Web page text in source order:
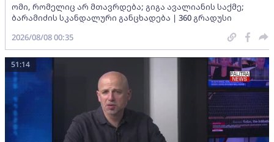
ომი, რომელიც არ მთავრდება; გიგა ავალიანის საქმე;
ბარამიძის სკანდალური განცხადება | 360 გრადუსი
2026/08/08 00:35
51:14